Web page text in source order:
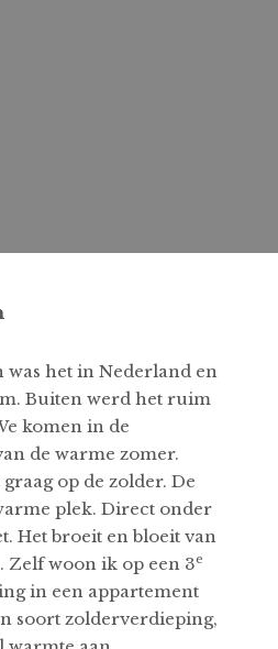
was het in Nederland en
Buiten werd het ruim
komen in de
de warme zomer.
op de zolder. De
plek. Direct onder
Het broeit en bloeit van
Zelf woon ik op een 3e
in een appartement
soort zolderverdieping,